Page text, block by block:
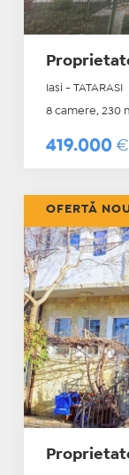
Iasi - TATARASI
8 camere, 230
419.000 €
OFERTĂ